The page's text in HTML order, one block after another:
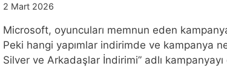
2 Mart 2026
Microsoft, oyuncuları memnun eden
Peki hangi yapımlar indirimde ve kampanya
Silver ve Arkadaşlar İndirimi” adlı